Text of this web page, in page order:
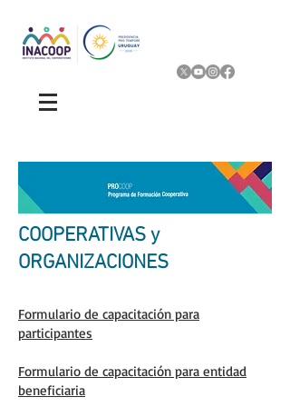
COOPERATIVAS y
ORGANIZACIONES
Formulario de capacitación para
participantes
Formulario de capacitación para entidad
beneficiaria